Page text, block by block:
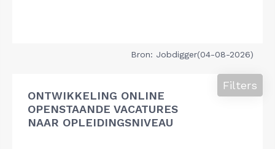
Bron: Jobdigger(04-08-2026)
ONTWIKKELING ONLINE
OPENSTAANDE VACATURES
NAAR OPLEIDINGSNIVEAU
Filters